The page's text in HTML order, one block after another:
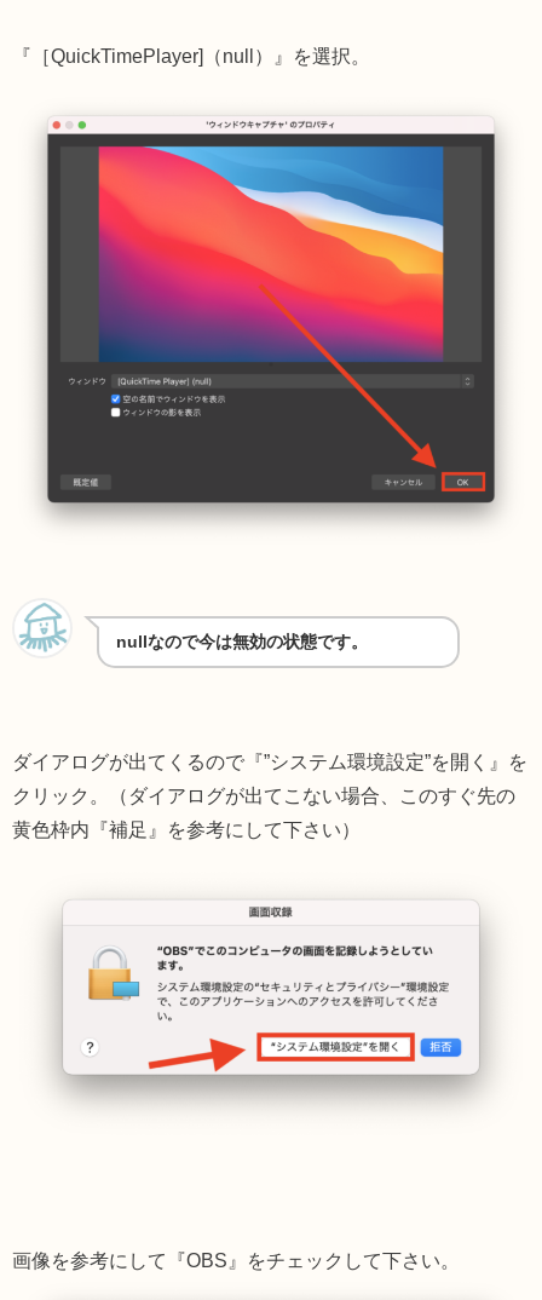
『［QuickTimePlayer]（null）』を選択。
nullなので今は無効の状態です。
ダイアログが出てくるので『”システム環境設定”を開く』を
クリック。（ダイアログが出てこない場合、このすぐ先の
黄色枠内『補足』を参考にして下さい）
画像を参考にして『OBS』をチェックして下さい。